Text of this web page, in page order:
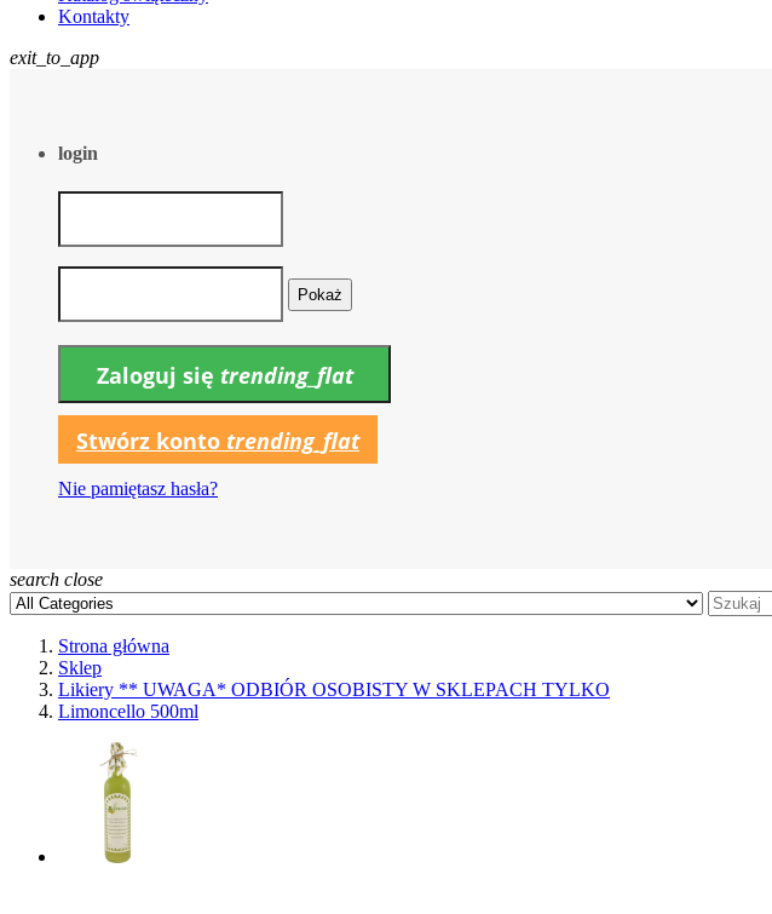
Kontakty
exit_to_app
login
Pokaż
Zaloguj się trending_flat
Stwórz konto trending_flat
Nie pamiętasz hasła?
search close
Strona główna
Sklep
Likiery ** UWAGA* ODBIÓR OSOBISTY W SKLEPACH TYLKO
Limoncello 500ml